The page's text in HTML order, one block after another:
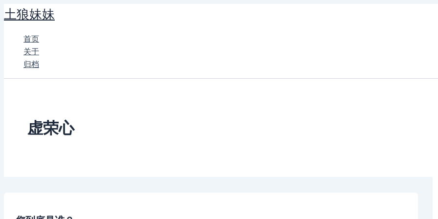
跳
至
土狼妹妹
首页
关于
归档
虚荣心